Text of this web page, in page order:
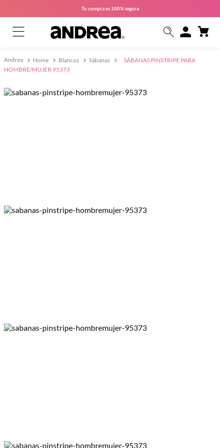
Tu compra es 100% segura
Home Blancos Sábanas
SÁBANAS PINSTRIPE PARA
HOMBRE/MUJER 95373